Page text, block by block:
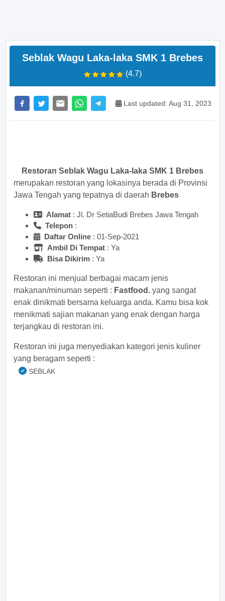
Seblak Wagu Laka-laka SMK 1 Brebes
(4.7)
Last updated: Aug 31, 2023
Restoran Seblak Wagu Laka-laka SMK 1 Brebes
merupakan restoran yang lokasinya berada di Provinsi
Jawa Tengah yang tepatnya di daerah Brebes
Alamat : Jl. Dr SetiaBudi Brebes Jawa Tengah
Telepon :
Daftar Online : 01-Sep-2021
Ambil Di Tempat : Ya
Bisa Dikirim : Ya
Restoran ini menjual berbagai macam jenis
makanan/minuman seperti : Fastfood. yang sangat
enak dinikmati bersama keluarga anda. Kamu bisa kok
menikmati sajian makanan yang enak dengan harga
terjangkau di restoran ini.
Restoran ini juga menyediakan kategori jenis kuliner
yang beragam seperti :
SEBLAK